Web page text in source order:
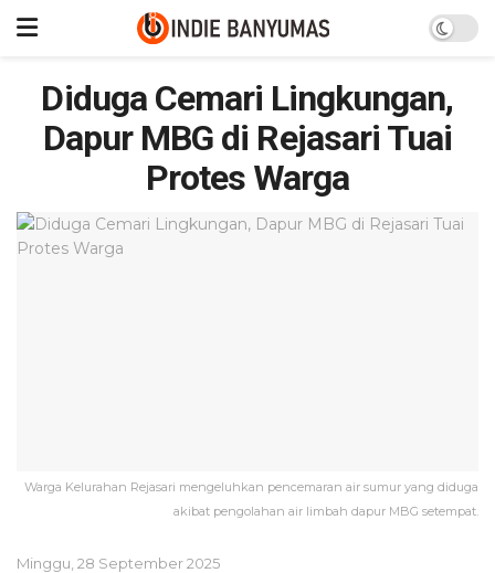
Diduga Cemari Lingkungan,
Dapur MBG di Rejasari Tuai
Protes Warga
Warga Kelurahan Rejasari mengeluhkan pencemaran air sumur yang diduga
akibat pengolahan air limbah dapur MBG setempat.
Minggu, 28 September 2025